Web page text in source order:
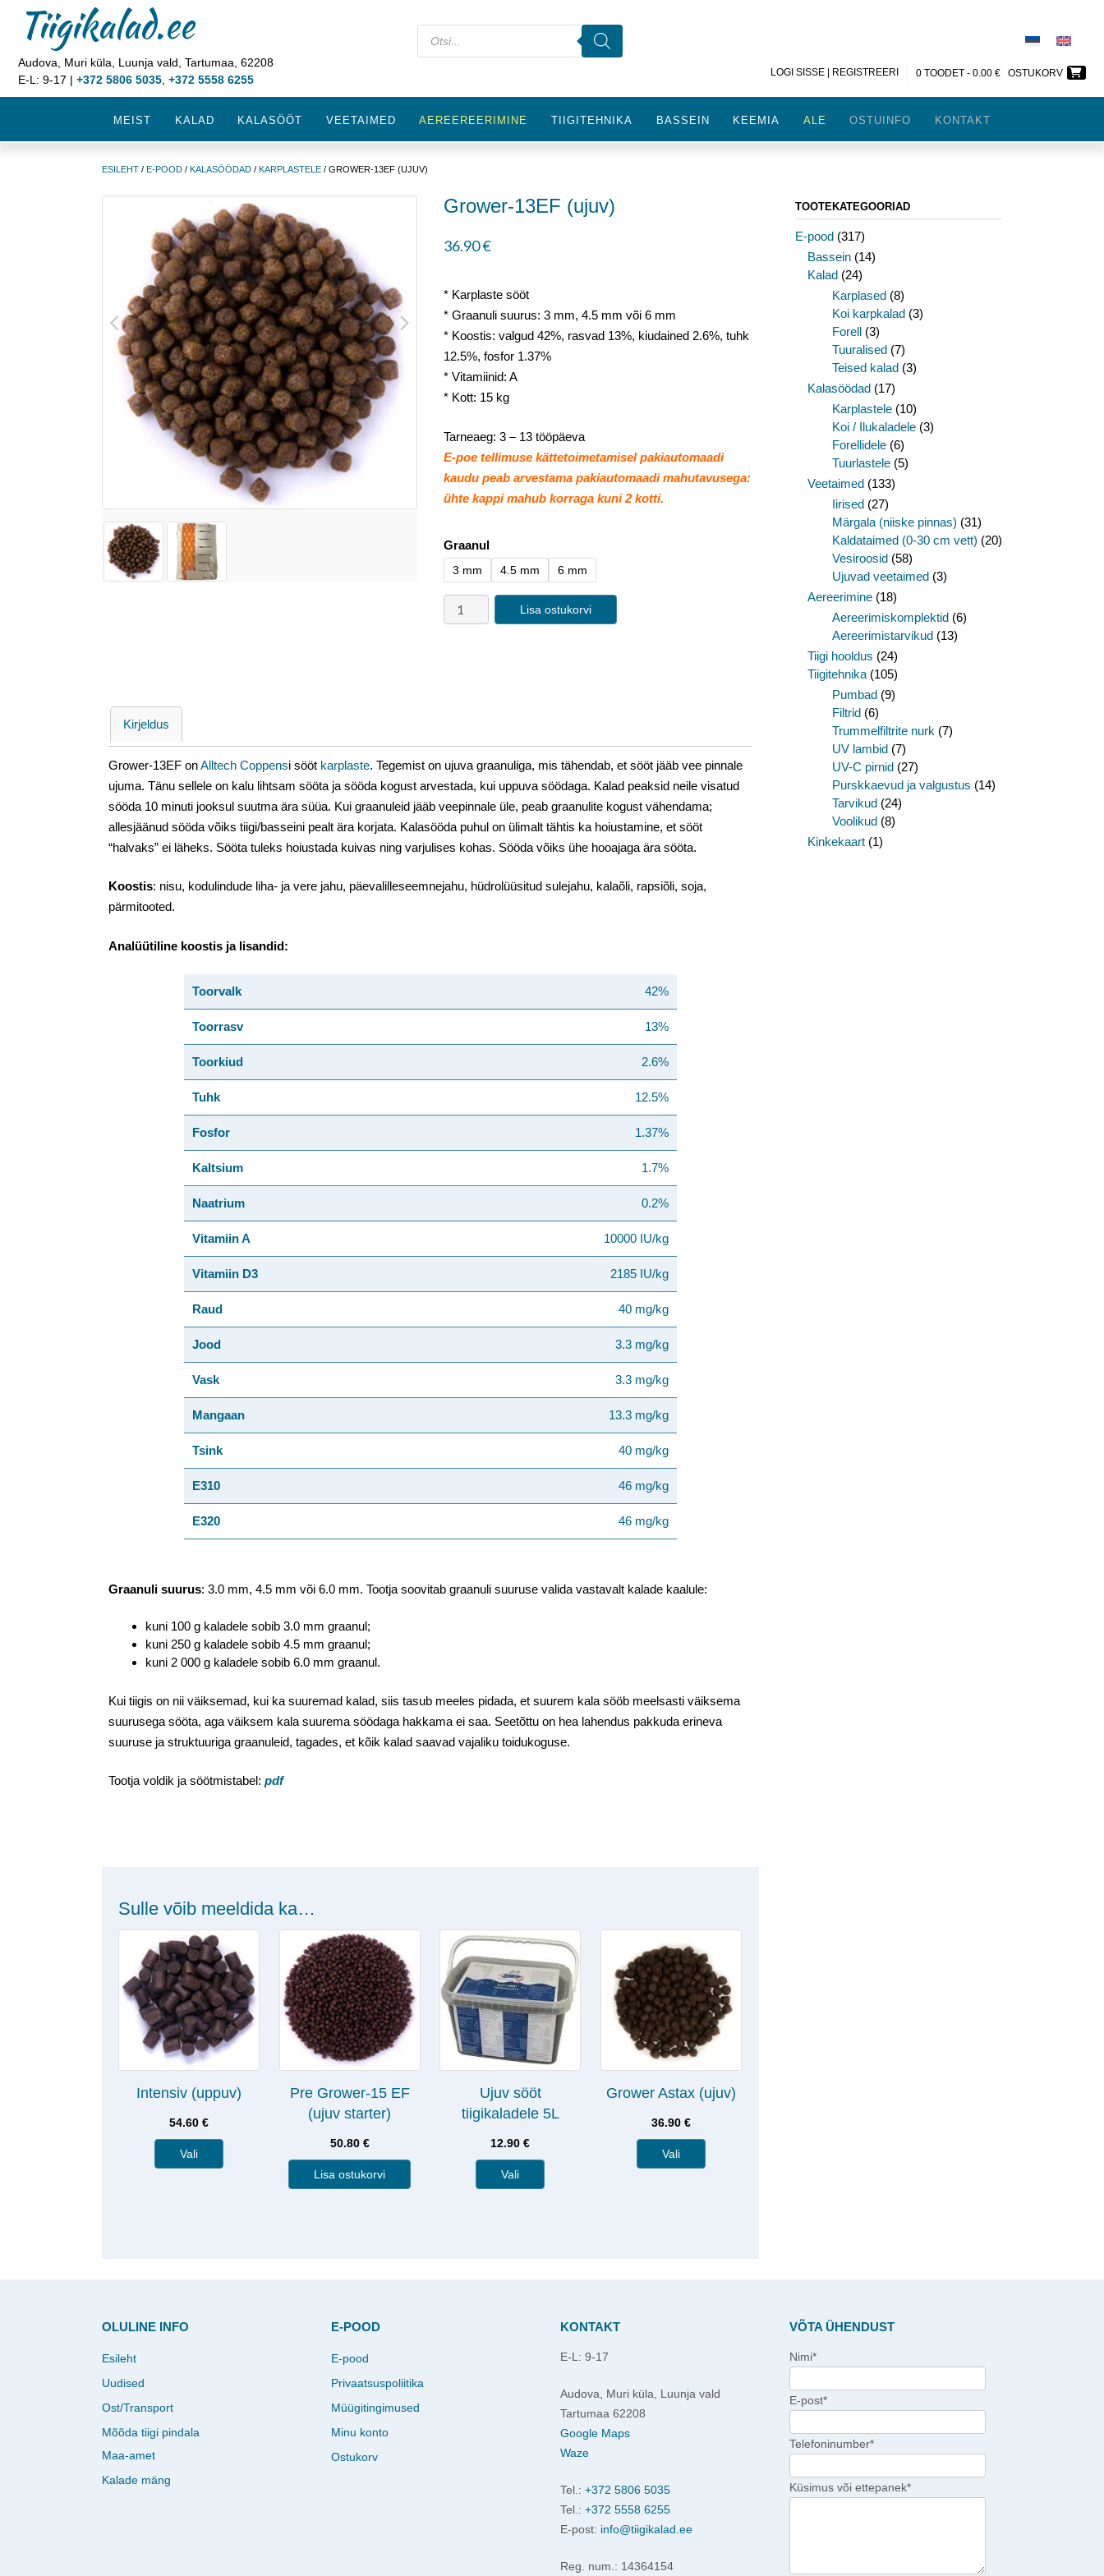
Tiigikalad.ee
Audova, Muri küla, Luunja vald, Tartumaa, 62208
E-L: 9-17 | +372 5806 5035 +372 5558 6255
LOGI SISSE | REGISTREERI 0 TOODET - 0.00 € OSTUKORV
MEIST KALAD KALASÖÖT VEETAIMED AEREEREERIMINE TIIGITEHNIKA BASSEIN KEEMIA ALE OSTUINFO KONTAKT
ESILEHT / E-POOD / KALASÖÖDAD / KARPLASTELE / GROWER-13EF (UJUV)
Grower-13EF (ujuv)
36.90€
* Karplaste sööt
* Graanuli suurus: 3 mm, 4.5 mm või 6 mm
* Koostis: valgud 42%, rasvad 13%, kiudained 2.6%, tuhk
12.5%, fosfor 1.37%
* Vitamiinid: A
* Kott: 15 kg
Tarneaeg: 3 – 13 tööpäeva
E-poe tellimuse kättetoimetamisel pakiautomaadi
kaudu peab arvestama pakiautomaadi mahutavusega:
ühte kappi mahub korraga kuni 2 kotti.
Graanul
3 mm 4.5 mm 6 mm
Lisa ostukorvi
Kirjeldus
Grower-13EF onAlltech Coppensi sööt karplaste. Tegemist on ujuva graanuliga, mis tähendab, et sööt jääb vee pinnale
ujuma. Tänu sellele on kalu lihtsam sööta ja sööda kogust arvestada, kui uppuva söödaga. Kalad peaksid neile visatud
sööda 10 minuti jooksul suutma ära süüa. Kui graanuleid jääb veepinnale üle, peab graanulite kogust vähendama;
allesjäänud sööda võiks tiigi/basseini pealt ära korjata. Kalasööda puhul on ülimalt tähtis ka hoiustamine, et sööt
“halvaks” ei läheks. Sööta tuleks hoiustada kuivas ning varjulises kohas. Sööda võiks ühe hooajaga ära sööta.
Koostis: nisu, kodulindude liha- ja vere jahu, päevalilleseemnejahu, hüdrolüüsitud sulejahu, kalaõli, rapsiõli, soja,
pärmitooted.
Analüütiline koostis ja lisandid:
Toorvalk 42%
Toorrasv 13%
Toorkiud 2.6%
Tuhk 12.5%
Fosfor 1.37%
Kaltsium 1.7%
Naatrium 0.2%
Vitamiin A 10000 IU/kg
Vitamiin D3 2185 IU/kg
Raud 40 mg/kg
Jood 3.3 mg/kg
Vask 3.3 mg/kg
Mangaan 13.3 mg/kg
Tsink 40 mg/kg
E310 46 mg/kg
E320 46 mg/kg
Graanuli suurus: 3.0 mm, 4.5 mm või 6.0 mm. Tootja soovitab graanuli suuruse valida vastavalt kalade kaalule:
kuni 100 g kaladele sobib 3.0 mm graanul;
kuni 250 g kaladele sobib 4.5 mm graanul;
kuni 2 000 g kaladele sobib 6.0 mm graanul.
Kui tiigis on nii väiksemad, kui ka suuremad kalad, siis tasub meeles pidada, et suurem kala sööb meelsasti väiksema
suurusega sööta, aga väiksem kala suurema söödaga hakkama ei saa. Seetõttu on hea lahendus pakkuda erineva
suuruse ja struktuuriga graanuleid, tagades, et kõik kalad saavad vajaliku toidukoguse.
Tootja voldik ja söötmistabel: pdf
Sulle võib meeldida ka…
Intensiv (uppuv)
54.60€
Vali
Pre Grower-15 EF
(ujuv starter)
50.80 €
Lisa ostukorvi
Ujuv sööt
tiigikaladele 5L
12.90€
Vali
Grower Astax (ujuv)
36.90 €
Vali
TOOTEKATEGOORIAD
E-pood (317)
Bassein (14)
Kalad (24)
Karplased (8)
Koi karpkalad (3)
Forell (3)
Tuuralised (7)
Teised kalad (3)
Kalasöödad (17)
Karplastele (10)
Koi / Ilukaladele (3)
Forellidele (6)
Tuurlastele (5)
Veetaimed (133)
Iirised (27)
Märgala (niiske pinnas) (31)
Kaldataimed (0-30 cm vett) (20)
Vesiroosid (58)
Ujuvad veetaimed (3)
Aereerimine (18)
Aereerimiskomplektid (6)
Aereerimistarvikud (13)
Tiigi hooldus (24)
Tiigitehnika (105)
Pumbad (9)
Filtrid (6)
Trummelfiltrite nurk (7)
UV lambid (7)
UV-C pirnid (27)
Purskkaevud ja valgustus (14)
Tarvikud (24)
Voolikud (8)
Kinkekaart (1)
OLULINE INFO
Esileht
Uudised
Ost/Transport
Mõõda tiigi pindala
Maa-amet
Kalade mäng
E-POOD
E-pood
Privaatsuspoliitika
Müügitingimused
Minu konto
Ostukorv
KONTAKT
E-L: 9-17
Audova, Muri küla, Luunja vald
Tartumaa 62208
Google Maps
Waze
Tel.: +372 5806 5035
Tel.: +372 5558 6255
E-post: info@tiigikalad.ee
Reg. num.: 14364154
VÕTA ÜHENDUST
Nimi*
E-post*
Telefoninumber*
Küsimus või ettepanek*